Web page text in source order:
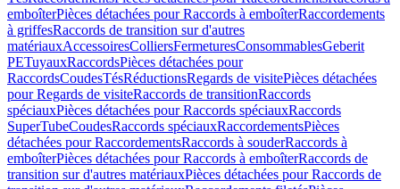
emboîterPièces détachées pour Raccords à emboîterRaccordements
à griffesRaccords de transition sur d'autres
matériauxAccessoiresColliersFermeturesConsommablesGeberit
PETuyauxRaccordsPièces détachées pour
RaccordsCoudesTésRéductionsRegards de visitePièces détachées
pour Regards de visiteRaccords de transitionRaccords
spéciauxPièces détachées pour Raccords spéciauxRaccords
SuperTubeCoudesRaccords spéciauxRaccordementsPièces
détachées pour RaccordementsRaccords à souderRaccords à
emboîterPièces détachées pour Raccords à emboîterRaccords de
transition sur d'autres matériauxPièces détachées pour Raccords de